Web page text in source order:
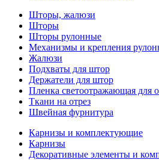
Шторы, жалюзи
Шторы
Шторы рулонные
Механизмы и крепления
Жалюзи
Подхваты для штор
Держатели для штор
Пленка светоотражающая для
Ткани на отрез
Швейная фурнитура
Карнизы и комплектующие
Карнизы
Декоративные элементы и